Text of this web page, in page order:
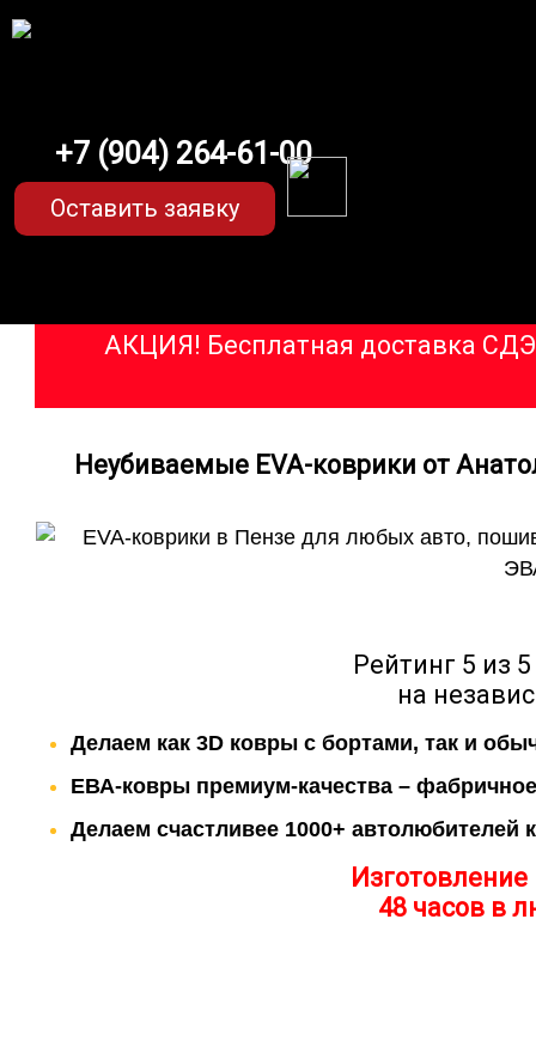
+7 (904) 264-61-00
Оставить заявку
АКЦИЯ! Бесплатная доставка
Неубиваемые EVA-коврики от
Рейтинг 5 из
на
Делаем как 3D ковры с бортами, так и
ЕВА-ковры премиум-качества –
Делаем счастливее 1000+ автолюбителей
Изготовление
48 часов в